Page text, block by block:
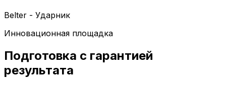
Belter - Ударник
Инновационная площадка
Подготовка с гарантией
результата